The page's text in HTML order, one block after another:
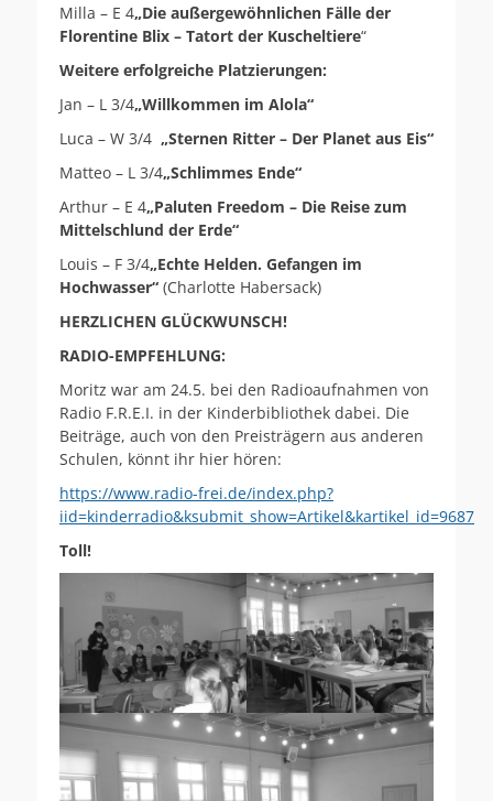
Milla – E 4„Die außergewöhnlichen Fälle der
Florentine Blix – Tatort der Kuscheltiere“
Weitere erfolgreiche Platzierungen:
Jan – L 3/4„Willkommen im Alola“
Luca – W 3/4 „Sternen Ritter – Der Planet aus Eis“
Matteo – L 3/4„Schlimmes Ende“
Arthur – E 4„Paluten Freedom – Die Reise zum
Mittelschlund der Erde“
Louis – F 3/4„Echte Helden. Gefangen im
Hochwasser“ (Charlotte Habersack)
HERZLICHEN GLÜCKWUNSCH!
RADIO-EMPFEHLUNG:
Moritz war am 24.5. bei den Radioaufnahmen von
Radio F.R.E.I. in der Kinderbibliothek dabei. Die
Beiträge, auch von den Preisträgern aus anderen
Schulen, könnt ihr hier hören:
https://www.radio-frei.de/index.php?
iid=kinderradio&ksubmit_show=Artikel&kartikel_id=9687
Toll!